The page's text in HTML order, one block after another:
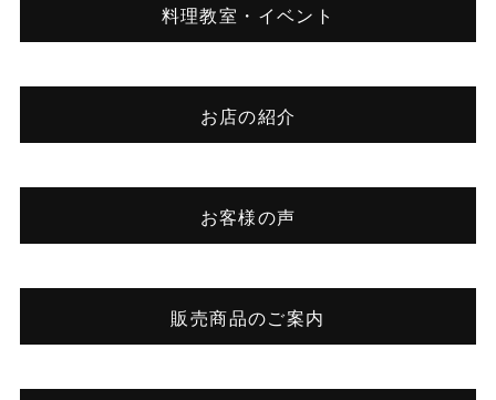
料理教室・イベント
お店の紹介
お客様の声
販売商品のご案内